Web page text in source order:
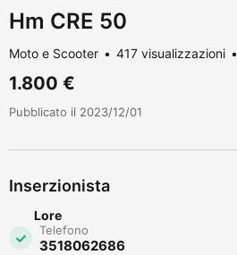
Hm CRE 50
Moto e Scooter 417 visualizzazioni
1.800 €
Pubblicato il 2023/12/01
Inserzionista
Lore
Telefono
3518062686